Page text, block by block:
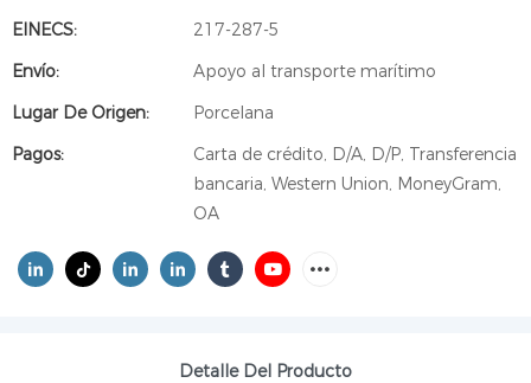
EINECS:
217-287-5
Envío:
Apoyo al transporte marítimo
Lugar De Origen:
Porcelana
Pagos:
Carta de crédito, D/A, D/P, Transferencia
bancaria, Western Union, MoneyGram,
OA
Detalle Del Producto